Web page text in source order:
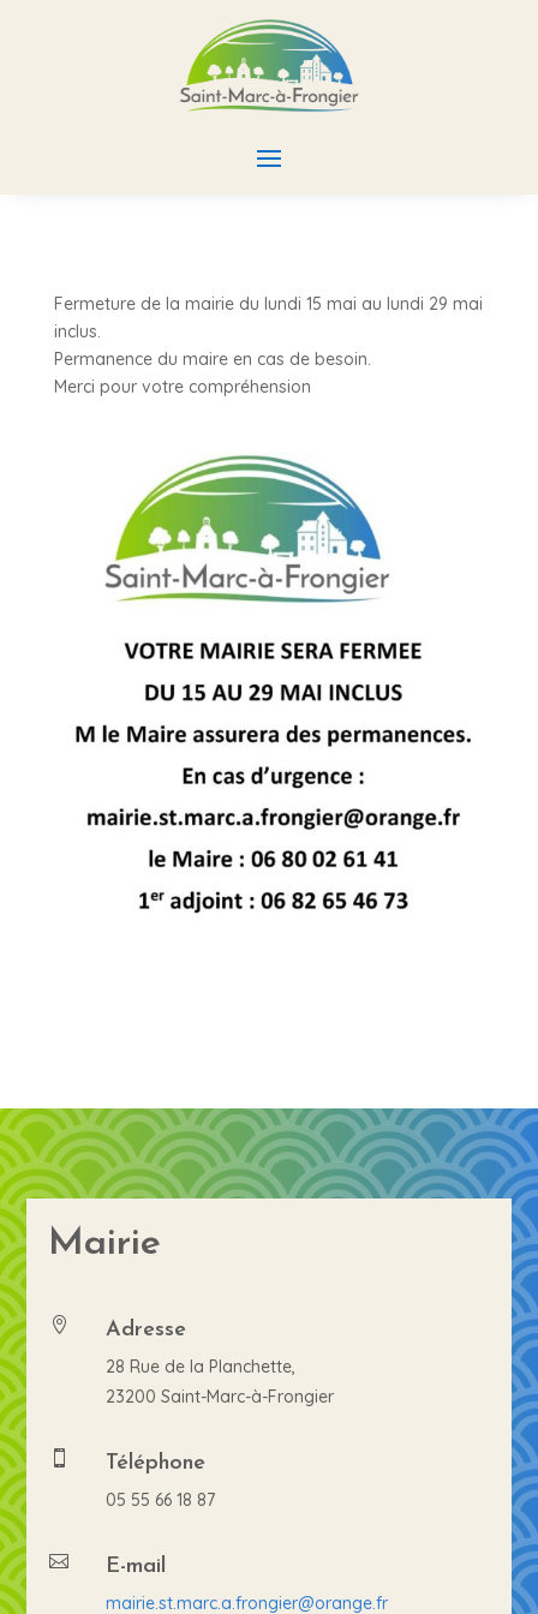
Fermeture de la mairie du lundi 15 mai au lundi 29 mai
inclus.
Permanence du maire en cas de besoin.
Merci pour votre compréhension
Mairie
 Adresse
28 Rue de la Planchette,
23200 Saint-Marc-à-Frongier
 Téléphone
05 55 66 18 87
 E-mail
mairie.st.marc.a.frongier@orange.fr